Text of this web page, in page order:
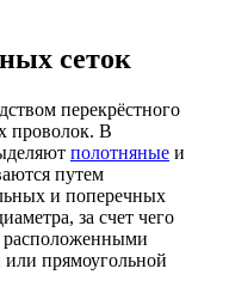
сеток
перекрёстного
проволок. В
полотняные и
путем
и поперечных
за счет чего
расположенными
или прямоугольной